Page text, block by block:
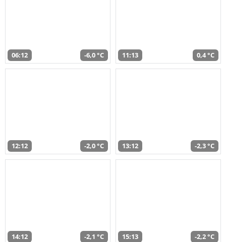
06:12 -6,0 °C 11:13 0,4 °C
12:12 -2,0 °C 13:12 -2,3 °C
14:12 -2,1 °C 15:13 -2,2 °C